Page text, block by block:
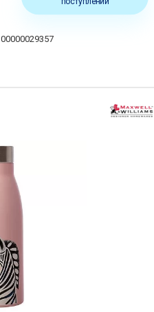
00000029357